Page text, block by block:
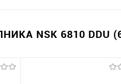
NSK 6810 DDU